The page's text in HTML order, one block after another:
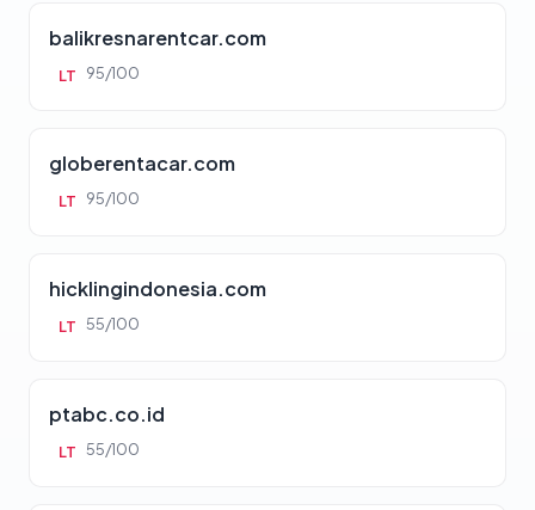
balikresnarentcar.com
LT 95/100
globerentacar.com
LT 95/100
hicklingindonesia.com
LT 55/100
ptabc.co.id
LT 55/100